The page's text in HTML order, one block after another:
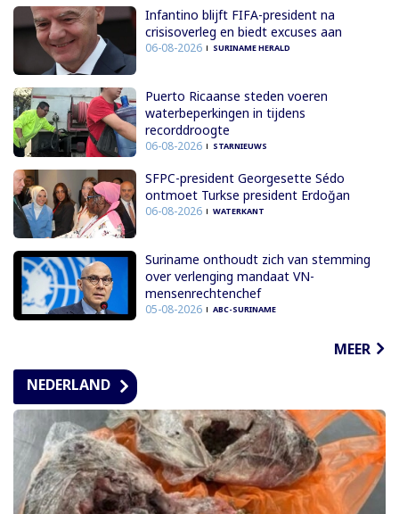
Infantino blijft FIFA-president na
crisisoverleg en biedt excuses aan
06-08-2026 SURINAME HERALD
Puerto Ricaanse steden voeren
waterbeperkingen in tijdens
recorddroogte
06-08-2026 STARNIEUWS
SFPC-president Georgesette Sédo
ontmoet Turkse president Erdoğan
06-08-2026 WATERKANT
Suriname onthoudt zich van stemming
over verlenging mandaat VN-
mensenrechtenchef
05-08-2026 ABC-SURINAME
MEER
NEDERLAND